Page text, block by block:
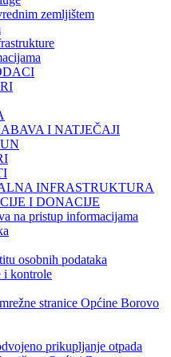
zemljištem
I NATJEČAJI
INFRASTRUKTURA
I DONACIJE
na pristup informacijama
osobnih podataka
i kontrole
stranice Općine Borovo
prikupljanje otpada